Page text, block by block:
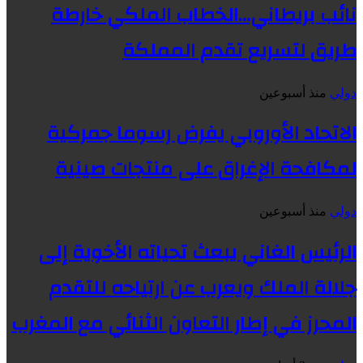
نائب بريطاني…الخطاب الملكي خارطة
طريق لتسريع تقدم المملكة
دولي منذ أسبوعين
الاتحاد الأوروبي يفرض رسوما جمركية
لمكافحة الإغراق على منتجات صينية
دولي منذ أسبوعين
الرئيس الغاني يبعث تحياته الأخوية إلى
جلالة الملك ويعرب عن ارتياحه للتقدم
المحرز في إطار التعاون الثنائي مع المغرب